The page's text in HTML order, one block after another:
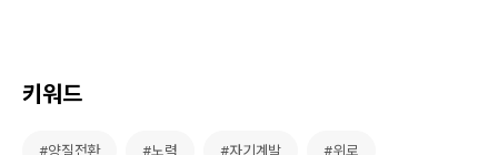
키워드
#양질전환 #노력 #자기계발 #위로